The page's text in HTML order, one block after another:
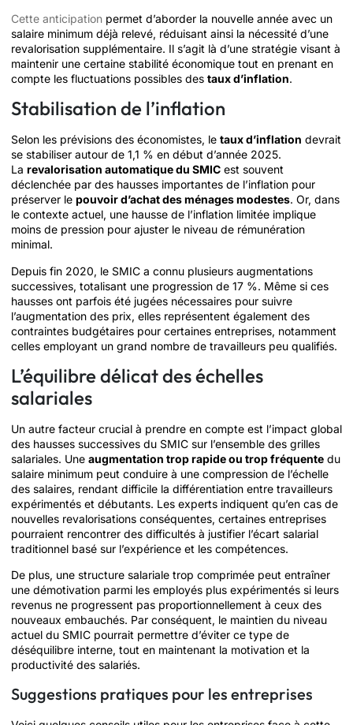
Cette anticipation permet d’aborder la nouvelle année avec un
salaire minimum déjà relevé, réduisant ainsi la nécessité d’une
revalorisation supplémentaire. Il s’agit là d’une stratégie visant à
maintenir une certaine stabilité économique tout en prenant en
compte les fluctuations possibles des taux d’inflation.
Stabilisation de l’inflation
Selon les prévisions des économistes, le taux d’inflation devrait
se stabiliser autour de 1,1 % en début d’année 2025.
La revalorisation automatique du SMIC est souvent
déclenchée par des hausses importantes de l’inflation pour
préserver le pouvoir d’achat des ménages modestes. Or, dans
le contexte actuel, une hausse de l’inflation limitée implique
moins de pression pour ajuster le niveau de rémunération
minimal.
Depuis fin 2020, le SMIC a connu plusieurs augmentations
successives, totalisant une progression de 17 %. Même si ces
hausses ont parfois été jugées nécessaires pour suivre
l’augmentation des prix, elles représentent également des
contraintes budgétaires pour certaines entreprises, notamment
celles employant un grand nombre de travailleurs peu qualifiés.
L’équilibre délicat des échelles
salariales
Un autre facteur crucial à prendre en compte est l’impact global
des hausses successives du SMIC sur l’ensemble des grilles
salariales. Une augmentation trop rapide ou trop fréquente du
salaire minimum peut conduire à une compression de l’échelle
des salaires, rendant difficile la différentiation entre travailleurs
expérimentés et débutants. Les experts indiquent qu’en cas de
nouvelles revalorisations conséquentes, certaines entreprises
pourraient rencontrer des difficultés à justifier l’écart salarial
traditionnel basé sur l’expérience et les compétences.
De plus, une structure salariale trop comprimée peut entraîner
une démotivation parmi les employés plus expérimentés si leurs
revenus ne progressent pas proportionnellement à ceux des
nouveaux embauchés. Par conséquent, le maintien du niveau
actuel du SMIC pourrait permettre d’éviter ce type de
déséquilibre interne, tout en maintenant la motivation et la
productivité des salariés.
Suggestions pratiques pour les entreprises